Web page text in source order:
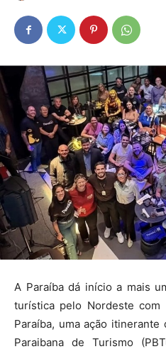
A Paraíba dá início a mais
turística pelo Nordeste com
Paraíba, uma ação
Paraibana de Turismo